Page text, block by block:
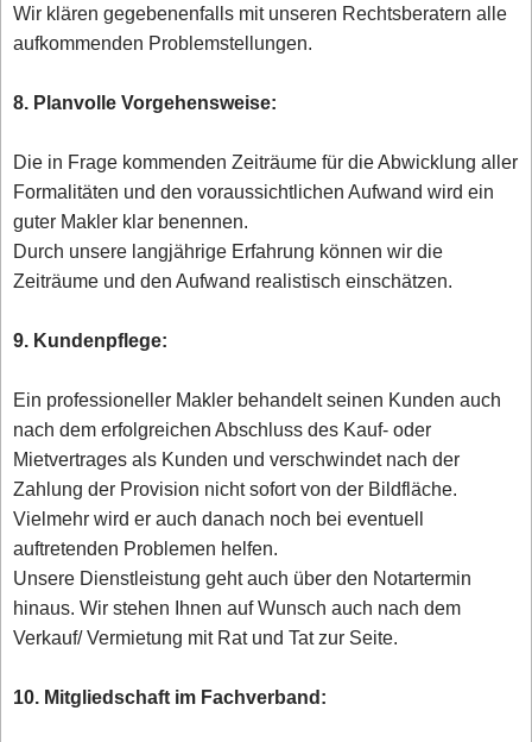
Wir klären gegebenenfalls mit unseren Rechtsberatern alle
aufkommenden Problemstellungen.
8. Planvolle Vorgehensweise:
Die in Frage kommenden Zeiträume für die Abwicklung aller
Formalitäten und den voraussichtlichen Aufwand wird ein
guter Makler klar benennen.
Durch unsere langjährige Erfahrung können wir die
Zeiträume und den Aufwand realistisch einschätzen.
9. Kundenpflege:
Ein professioneller Makler behandelt seinen Kunden auch
nach dem erfolgreichen Abschluss des Kauf- oder
Mietvertrages als Kunden und verschwindet nach der
Zahlung der Provision nicht sofort von der Bildfläche.
Vielmehr wird er auch danach noch bei eventuell
auftretenden Problemen helfen.
Unsere Dienstleistung geht auch über den Notartermin
hinaus. Wir stehen Ihnen auf Wunsch auch nach dem
Verkauf/ Vermietung mit Rat und Tat zur Seite.
10. Mitgliedschaft im Fachverband: